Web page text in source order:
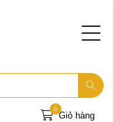
Giỏ hàng
0